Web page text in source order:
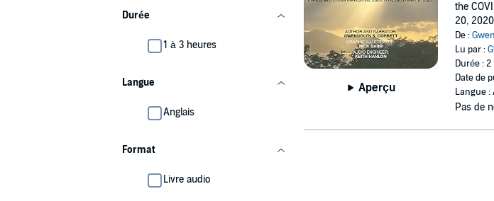
Durée
1 à 3 heures
Langue
Anglais
Format
Livre audio
Aperçu
the
20,
De :
Lu par :
Durée :
Date de
Langue :
Pas de